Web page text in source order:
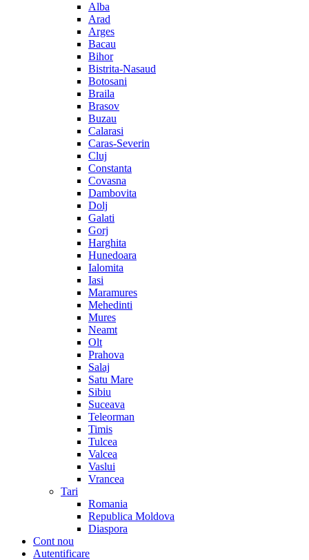
Alba
Arad
Arges
Bacau
Bihor
Bistrita-Nasaud
Botosani
Braila
Brasov
Buzau
Calarasi
Caras-Severin
Cluj
Constanta
Covasna
Dambovita
Dolj
Galati
Gorj
Harghita
Hunedoara
Ialomita
Iasi
Maramures
Mehedinti
Mures
Neamt
Olt
Prahova
Salaj
Satu Mare
Sibiu
Suceava
Teleorman
Timis
Tulcea
Valcea
Vaslui
Vrancea
Tari
Romania
Republica Moldova
Diaspora
Cont nou
Autentificare